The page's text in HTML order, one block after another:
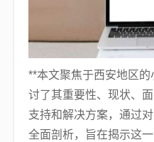
**本文聚焦于西安地区
讨了其重要性、现状、
支持和解决方案，通过
全面剖析，旨在揭示这